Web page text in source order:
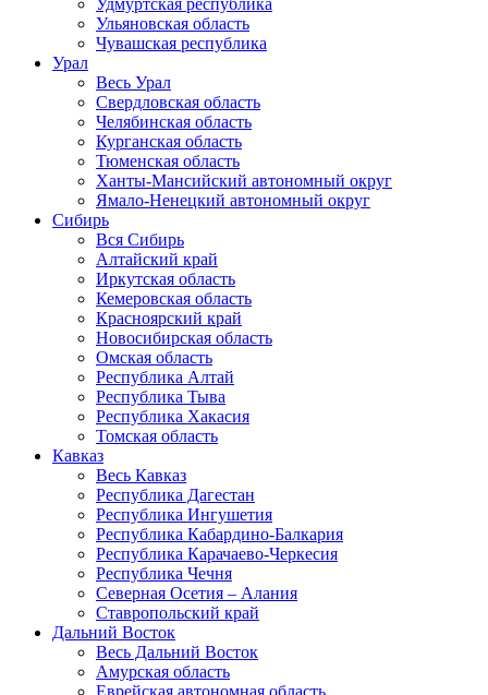
Удмуртская республика
Ульяновская область
Чувашская республика
Урал
Весь Урал
Свердловская область
Челябинская область
Курганская область
Тюменская область
Ханты-Мансийский автономный округ
Ямало-Ненецкий автономный округ
Сибирь
Вся Сибирь
Алтайский край
Иркутская область
Кемеровская область
Красноярский край
Новосибирская область
Омская область
Республика Алтай
Республика Тыва
Республика Хакасия
Томская область
Кавказ
Весь Кавказ
Республика Дагестан
Республика Ингушетия
Республика Кабардино-Балкария
Республика Карачаево-Черкесия
Республика Чечня
Северная Осетия – Алания
Ставропольский край
Дальний Восток
Весь Дальний Восток
Амурская область
Еврейская автономная область